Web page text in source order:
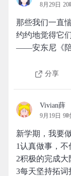
8月29日 20
那些我们一直
约约地觉得它
——安东尼《陪
分享
Vivian薛
9月19日 9
新学期，我要
1认真做事，不
2积极的完成大
3每天坚持拓词